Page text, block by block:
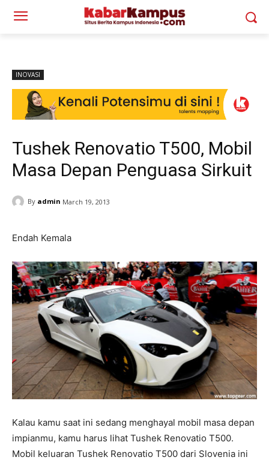
INOVASI
Tushek Renovatio T500, Mobil
Masa Depan Penguasa Sirkuit
By admin March 19, 2013
Endah Kemala
Kalau kamu saat ini sedang menghayal mobil masa depan
impianmu, kamu harus lihat Tushek Renovatio T500.
Mobil keluaran Tushek Renovatio T500 dari Slovenia ini